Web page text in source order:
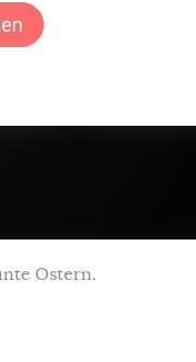
Ostern.